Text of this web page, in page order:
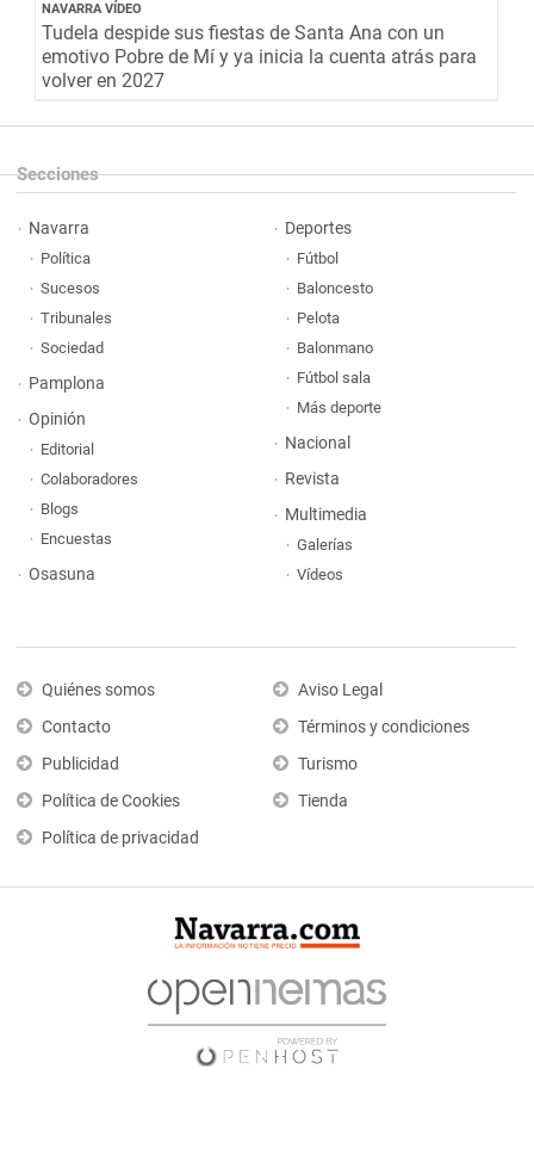
NAVARRA VÍDEO
Tudela despide sus fiestas de Santa Ana con un
emotivo Pobre de Mí y ya inicia la cuenta atrás para
volver en 2027
Secciones
Navarra
Política
Sucesos
Tribunales
Sociedad
Pamplona
Opinión
Editorial
Colaboradores
Blogs
Encuestas
Osasuna
Deportes
Fútbol
Baloncesto
Pelota
Balonmano
Fútbol sala
Más deporte
Nacional
Revista
Multimedia
Galerías
Vídeos
Quiénes somos
Contacto
Publicidad
Política de Cookies
Política de privacidad
Aviso Legal
Términos y condiciones
Turismo
Tienda